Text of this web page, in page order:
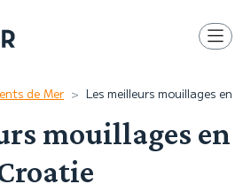
de Mer Les meilleurs mouillages en
mouillages en